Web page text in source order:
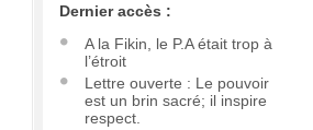
Dernier accès :
A la Fikin, le P.A était trop à
l’étroit
Lettre ouverte : Le pouvoir
est un brin sacré; il inspire
respect.